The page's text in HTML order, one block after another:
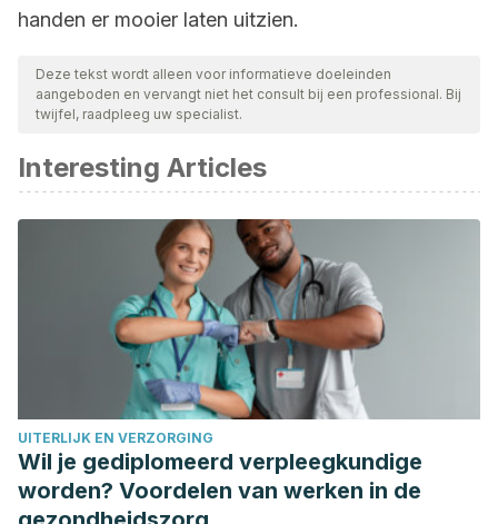
handen er mooier laten uitzien.
Deze tekst wordt alleen voor informatieve doeleinden
aangeboden en vervangt niet het consult bij een professional. Bij
twijfel, raadpleeg uw specialist.
Interesting Articles
UITERLIJK EN VERZORGING
Wil je gediplomeerd verpleegkundige
worden? Voordelen van werken in de